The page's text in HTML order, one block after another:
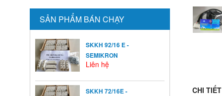
SẢN PHẨM BÁN CHẠY
SKKH 92/16 E -
SEMIKRON
Liên hệ
SKKH 72/16E -
CHI TIẾT